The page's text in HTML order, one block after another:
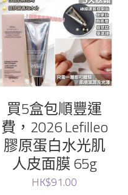
買5盒包順豐運
費，2026 Lefilleo
膠原蛋白水光肌
人皮面膜 65g
HK$91.00